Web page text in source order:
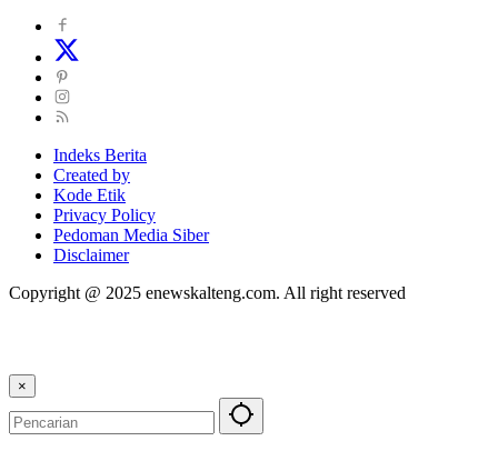
Indeks Berita
Created by
Kode Etik
Privacy Policy
Pedoman Media Siber
Disclaimer
Copyright @ 2025 enewskalteng.com. All right reserved
×